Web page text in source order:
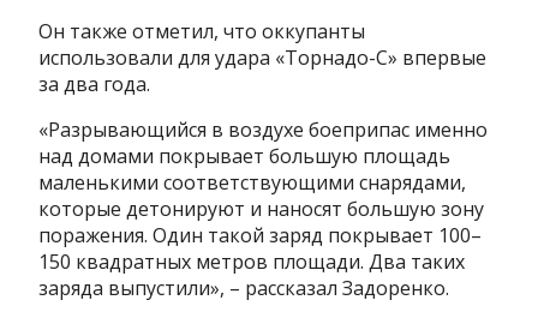
Он также отметил, что оккупанты
использовали для удара «Торнадо-С» впервые
за два года.
«Разрывающийся в воздухе боеприпас именно
над домами покрывает большую площадь
маленькими соответствующими снарядами,
которые детонируют и наносят большую зону
поражения. Один такой заряд покрывает 100–
150 квадратных метров площади. Два таких
заряда выпустили», – рассказал Задоренко.